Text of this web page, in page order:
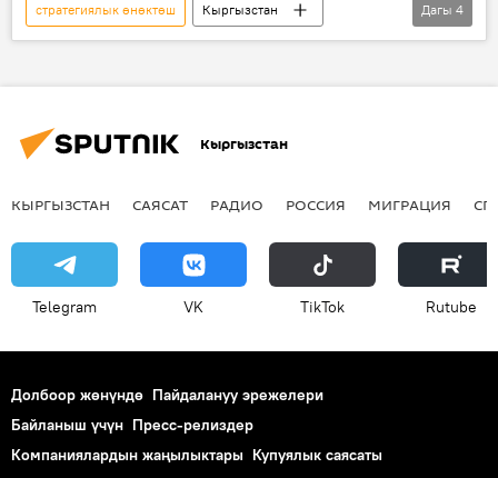
стратегиялык өнөктөш
Кыргызстан
Азербайжан
документ
Дагы 4
Кыргызстан
КЫРГЫЗСТАН САЯСАТ РАДИО РОССИЯ МИГРАЦИЯ
Telegram VK ТikТоk Rutube
Долбоор жөнүндө Пайдалануу эрежелери
Байланыш үчүн Пресс-релиздер
Компаниялардын жаңылыктары Купуялык саясаты